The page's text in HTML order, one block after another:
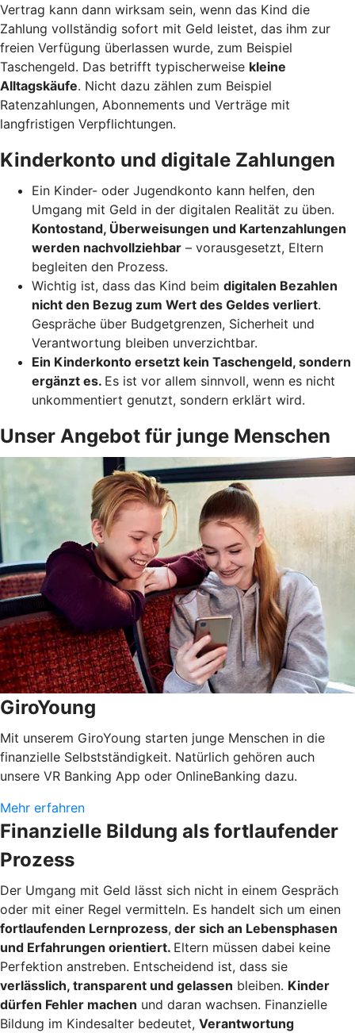
Vertrag kann dann wirksam sein, wenn das Kind die
Zahlung vollständig sofort mit Geld leistet, das ihm zur
freien Verfügung überlassen wurde, zum Beispiel
Taschengeld. Das betrifft typischerweise kleine
Alltagskäufe. Nicht dazu zählen zum Beispiel
Ratenzahlungen, Abonnements und Verträge mit
langfristigen Verpflichtungen.
Kinderkonto und digitale Zahlungen
Ein Kinder- oder Jugendkonto kann helfen, den
Umgang mit Geld in der digitalen Realität zu üben.
Kontostand, Überweisungen und Kartenzahlungen
werden nachvollziehbar – vorausgesetzt, Eltern
begleiten den Prozess.
Wichtig ist, dass das Kind beim digitalen Bezahlen
nicht den Bezug zum Wert des Geldes verliert.
Gespräche über Budgetgrenzen, Sicherheit und
Verantwortung bleiben unverzichtbar.
Ein Kinderkonto ersetzt kein Taschengeld, sondern
ergänzt es. Es ist vor allem sinnvoll, wenn es nicht
unkommentiert genutzt, sondern erklärt wird.
Unser Angebot für junge Menschen
GiroYoung
Mit unserem GiroYoung starten junge Menschen in die
finanzielle Selbstständigkeit. Natürlich gehören auch
unsere VR Banking App oder OnlineBanking dazu.
Mehr erfahren
Finanzielle Bildung als fortlaufender
Prozess
Der Umgang mit Geld lässt sich nicht in einem Gespräch
oder mit einer Regel vermitteln. Es handelt sich um einen
fortlaufenden Lernprozess, der sich an Lebensphasen
und Erfahrungen orientiert. Eltern müssen dabei keine
Perfektion anstreben. Entscheidend ist, dass sie
verlässlich, transparent und gelassen bleiben. Kinder
dürfen Fehler machen und daran wachsen. Finanzielle
Bildung im Kindesalter bedeutet, Verantwortung